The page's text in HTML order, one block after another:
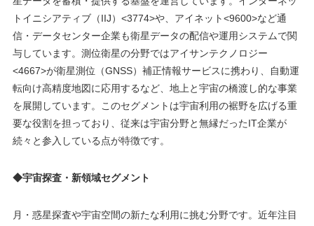
トイニシアティブ（IIJ）<3774>や、アイネット<9600>など通
信・データセンター企業も衛星データの配信や運用システムで関
与しています。測位衛星の分野ではアイサンテクノロジー
<4667>が衛星測位（GNSS）補正情報サービスに携わり、自動運
転向け高精度地図に応用するなど、地上と宇宙の橋渡し的な事業
を展開しています。このセグメントは宇宙利用の裾野を広げる重
要な役割を担っており、従来は宇宙分野と無縁だったIT企業が
続々と参入している点が特徴です。
◆宇宙探査・新領域セグメント
月・惑星探査や宇宙空間の新たな利用に挑む分野です。近年注目